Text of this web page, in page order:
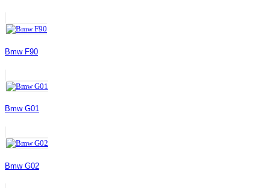
Bmw F90
Bmw G01
Bmw G02